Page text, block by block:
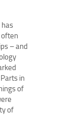
has
– and
in
of
of